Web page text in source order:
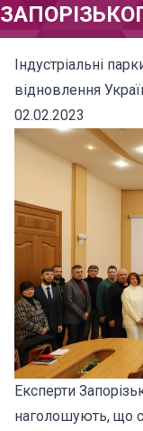
Індустріальні
відновлення
02.02.2023
Експерти
наголошують, що